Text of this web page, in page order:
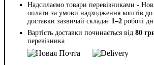
Надсилаємо товари перевізниками -
оплати за умови надходження коштів
доставки зазвичай складає 1–2 робочі
Вартість доставки починається від 80
перевізника